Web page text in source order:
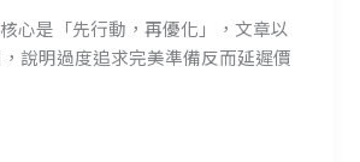
心是「先行動，再優化」，文章以
說明過度追求完美準備反而延遲價